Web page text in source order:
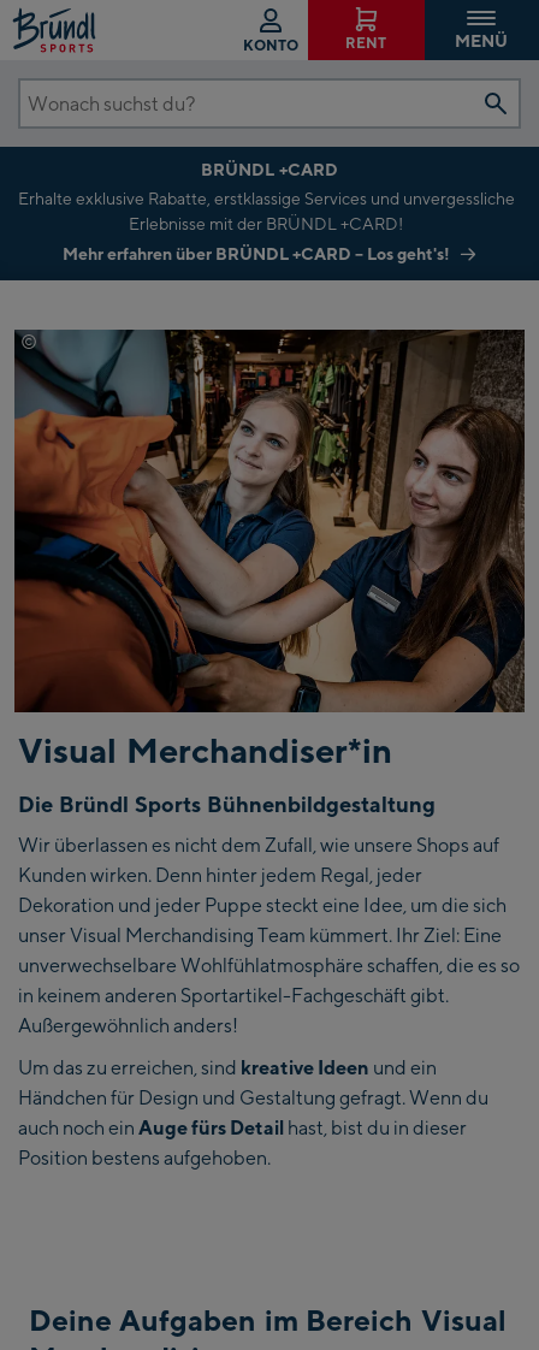
KONTO RENT MENÜ
Wonach
suchst
BRÜNDL +CARD
Erhalte exklusive Rabatte, erstklassige Services und unvergessliche
Erlebnisse mit der BRÜNDL +CARD!
Mehr erfahren über BRÜNDL +CARD – Los geht's!
Visual Merchandiser*in
Die Bründl Sports Bühnenbildgestaltung
Wir überlassen es nicht dem Zufall, wie unsere Shops auf
Kunden wirken. Denn hinter jedem Regal, jeder
Dekoration und jeder Puppe steckt eine Idee, um die sich
unser Visual Merchandising Team kümmert. Ihr Ziel: Eine
unverwechselbare Wohlfühlatmosphäre schaffen, die es so
in keinem anderen Sportartikel-Fachgeschäft gibt.
Außergewöhnlich anders!
Um das zu erreichen, sind kreative Ideen und ein
Händchen für Design und Gestaltung gefragt. Wenn du
auch noch ein Auge fürs Detail hast, bist du in dieser
Position bestens aufgehoben.
© Mathaeus Gartner
Deine Aufgaben im Bereich Visual